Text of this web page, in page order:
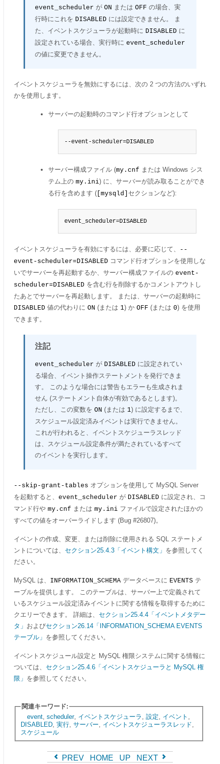
event_scheduler が ON または OFF の場合、実
行時にこれを DISABLED には設定できません。 ま
た、イベントスケジューラが起動時に DISABLED に
設定されている場合、実行時に event_scheduler
の値に変更できません。
イベントスケジューラを無効にするには、次の 2 つの方法のいずれ
かを使用します。
サーバーの起動時のコマンド行オプションとして
--event-scheduler=DISABLED
サーバー構成ファイル (my.cnf または Windows シス
テム上の my.ini) に、サーバーが読み取ることができ
る行を含めます ( [mysqld] セクションなど):
event_scheduler=DISABLED
イベントスケジューラを有効にするには、必要に応じて、
--
event-scheduler=DISABLED コマンド行オプションを使用しな
いでサーバーを再起動するか、サーバー構成ファイルの event-
scheduler=DISABLED を含む行を削除するかコメントアウトし
たあとでサーバーを再起動します。 または、サーバーの起動時に
DISABLED 値の代わりに ON (または 1) か OFF (または 0) を使用
できます。
注記
event_scheduler が DISABLED に設定されてい
る場合、イベント操作ステートメントを発行できま
す。 このような場合には警告もエラーも生成されま
せん (ステートメント自体が有効であるとします)。
ただし、この変数を ON (または 1) に設定するまで、
スケジュール設定済みイベントは実行できません。
これが行われると、イベントスケジューラスレッド
は、スケジュール設定条件が満たされているすべて
のイベントを実行します。
--skip-grant-tables オプションを使用して MySQL Server
を起動すると、 event_scheduler が DISABLED に設定され、コ
マンド行や my.cnf または my.ini ファイルで設定されたほかの
すべての値をオーバーライドします (Bug #26807)。
イベントの作成、変更、または削除に使用される SQL ステートメ
ントについては、 セクション25.4.3「イベント構文」 を参照してく
ださい。
MySQL は、 INFORMATION_SCHEMA データベースに EVENTS テ
ーブルを提供します。 このテーブルは、サーバー上で定義されて
いるスケジュール設定済みイベントに関する情報を取得するために
クエリーできます。 詳細は、 セクション25.4.4「イベントメタデー
タ」 およびセクション26.14「INFORMATION_SCHEMA EVENTS
テーブル」 を参照してください。
イベントスケジュール設定と MySQL 権限システムに関する情報に
ついては、 セクション25.4.6「イベントスケジューラと MySQL 権
限」 を参照してください。
関連キーワード:
event, scheduler, イベントスケジューラ 設定 イベント
DISABLED, 実行, サーバー イベントスケジューラスレッド
スケジュール
PREV HOME UP NEXT